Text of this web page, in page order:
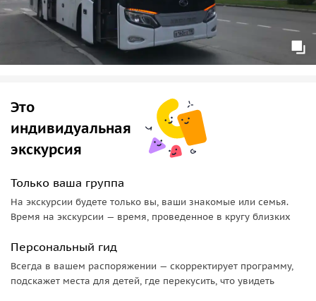
Это
индивидуальная
экскурсия
Только ваша группа
На экскурсии будете только вы, ваши знакомые или семья.
Время на экскурсии — время, проведенное в кругу близких
Персональный гид
Всегда в вашем распоряжении — скорректирует программу,
подскажет места для детей, где перекусить, что увидеть